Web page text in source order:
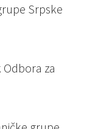
Srpske
za